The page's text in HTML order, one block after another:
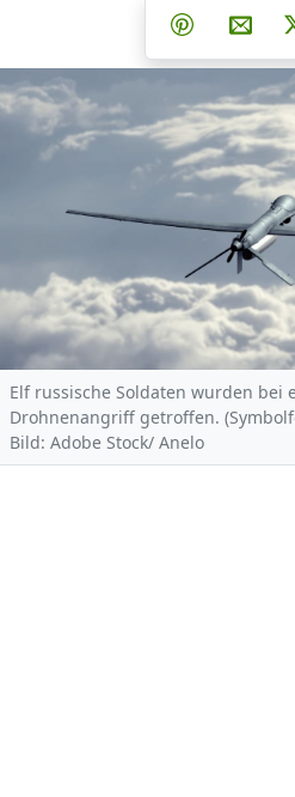
Teilen auf
Teilen auf
Per
Elf russische Soldaten wurden bei
Drohnenangriff getroffen.
Bild: Adobe Stock/ Anelo